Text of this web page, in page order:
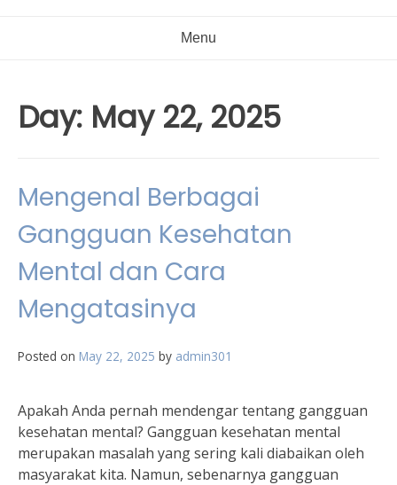
Menu
Day: May 22, 2025
Mengenal Berbagai
Gangguan Kesehatan
Mental dan Cara
Mengatasinya
Posted on May 22, 2025 by admin301
Apakah Anda pernah mendengar tentang gangguan
kesehatan mental? Gangguan kesehatan mental
merupakan masalah yang sering kali diabaikan oleh
masyarakat kita. Namun, sebenarnya gangguan